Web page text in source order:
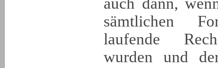
auch dann,
sämtlichen
laufende
wurden und